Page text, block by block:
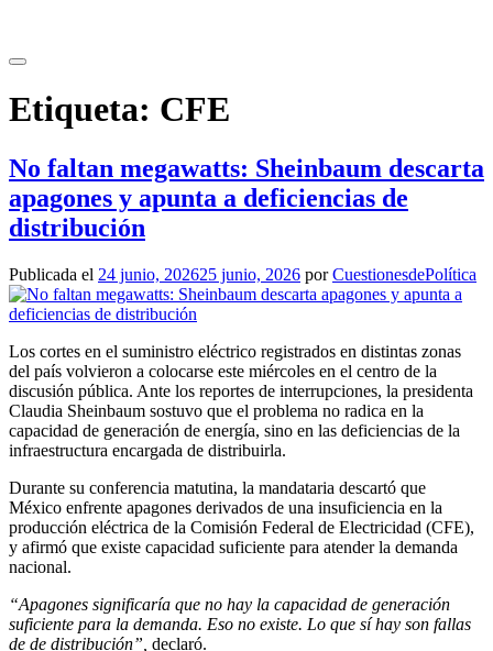
contenido
Etiqueta: CFE
No faltan megawatts: Sheinbaum descarta
apagones y apunta a deficiencias de
distribución
Publicada el 24 junio, 202625 junio, 2026 porCuestionesdePolítica
Los cortes en el suministro eléctrico registrados en distintas zonas
del país volvieron a colocarse este miércoles en el centro de la
discusión pública. Ante los reportes de interrupciones, la presidenta
Claudia Sheinbaum sostuvo que el problema no radica en la
capacidad de generación de energía, sino en las deficiencias de la
infraestructura encargada de distribuirla.
Durante su conferencia matutina, la mandataria descartó que
México enfrente apagones derivados de una insuficiencia en la
producción eléctrica de la Comisión Federal de Electricidad (CFE),
y afirmó que existe capacidad suficiente para atender la demanda
nacional.
“Apagones significaría que no hay la capacidad de generación
suficiente para la demanda. Eso no existe. Lo que sí hay son fallas
de de distribución”, declaró.